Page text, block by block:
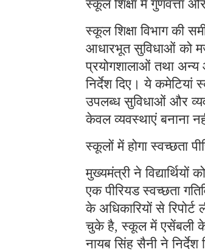
स्कूल शिक्षा में गुणवत्ता
स्कूल शिक्षा विभाग की
आधारभूत सुविधाओं को
प्रयोगशालाओं तथा
निर्देश दिए। ये कमेटियां
उपलब्ध सुविधाओं और
केवल व्यवस्थाएं बनाना
स्कूलों में होगा स्वच्छता
मुख्यमंत्री ने
एक पीरियड स्वच्छता
के अधिकारियों से
चुके है, स्कूल में एसेंबली के
नायब सिंह सैनी ने निर्देश